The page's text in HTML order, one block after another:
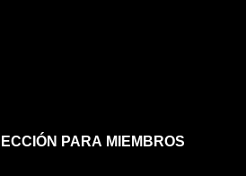
PARA MIEMBROS